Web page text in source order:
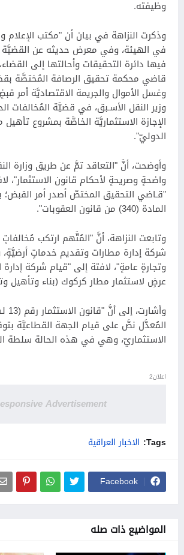
وظيفته.
وذكرت النزاهة في بيان أن "مكتب الإعلام
في الهيئة، وفي معرض حديثه عن
فيها دائرة التحقيقات وأحالتها إلى
قاضي محكمة تحقيق الرصافة المُختصَّة
وغسل الأموال والجريمة الاقتصاديَّة أمر
وزير النقل الأسـبق، في قضيَّة المُخالفات
الإجازة الاستثماريَّة الخاصَّة بمشروع
الدوليّ".
وأوضحت، أنَّ "التعاقد تمَّ عن طريق وزارة
واضحةٍ وصريحةٍ لأحكام قانون الاستثمار"،
"قـاضي التحقيق المختصّ أصدر أمر القبض؛
المادة (340) من قانون العقوبات".
وتابعت النزاهة، أنَّ "المُتَّهم ارتكب مُخالفاتٍ
شركة إدارة مطارات وتقديم خدماتٍ
وتجارةٍ عامةٍ"، لافتة إلى "قيام شركة إدارة
عرضٍ لاستثمار مطار كركوك (بناء وتأهيل
المُعدَّل نصَّ على قيام الجهة القطاعيَّة
الاستثماريّ، وهي في هذه الحالة سلطة
اعلان2
Advertisement
Tags: الاخبار العراقية
Facebook
المواضيع ذات صله